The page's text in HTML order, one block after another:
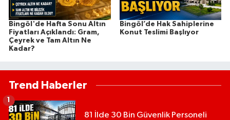
Bingöl'de Hafta Sonu Altın
Fiyatları Açıklandı: Gram,
Çeyrek ve Tam Altın Ne
Kadar?
Bingöl’de Hak Sahiplerine
Konut Teslimi Başlıyor
Trend Haberler
81 İlde 30 Bin Güvenlik Personeli
1